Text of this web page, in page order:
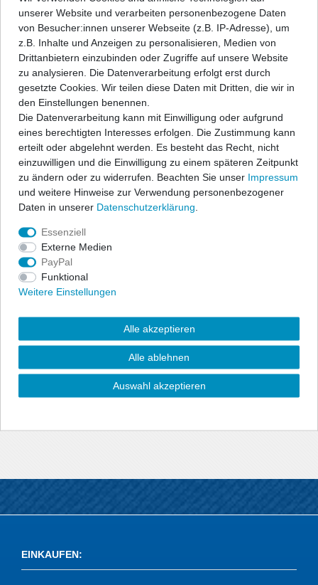
In den Warenkorb
Wunschliste
* inkl. ges. MwSt. zzgl.Versandkosten
Beschreibung
Angaben Produktsicherheit
originalen Endschalldämpfer.
Abgasgegendruck und damit wird wiederum ein Zuwachs an
Leistung und Drehmoment erreicht. Im Vergleich zum
Serienauspuff entsteht außerdem ein dumpferes und
EINKAUFEN:
unserer Website und verarbeiten personenbezogene Daten
von Besucher:innen unserer Webseite (z.B. IP-Adresse), um
z.B. Inhalte und Anzeigen zu personalisieren, Medien von
Drittanbietern einzubinden oder Zugriffe auf unsere Website
zu analysieren. Die Datenverarbeitung erfolgt erst durch
gesetzte Cookies. Wir teilen diese Daten mit Dritten, die wir in
den Einstellungen benennen.
Die Datenverarbeitung kann mit Einwilligung oder aufgrund
eines berechtigten Interesses erfolgen. Die Zustimmung kann
erteilt oder abgelehnt werden. Es besteht das Recht, nicht
einzuwilligen und die Einwilligung zu einem späteren Zeitpunkt
zu ändern oder zu widerrufen. Beachten Sie unser Impressum
und weitere Hinweise zur Verwendung personenbezogener
Daten in unserer Daten­schutz­erklärung
Essenziell
Externe Medien
PayPal
Funktional
Weitere Einstellungen
Alle akzeptieren
Alle ablehnen
Auswahl akzeptieren